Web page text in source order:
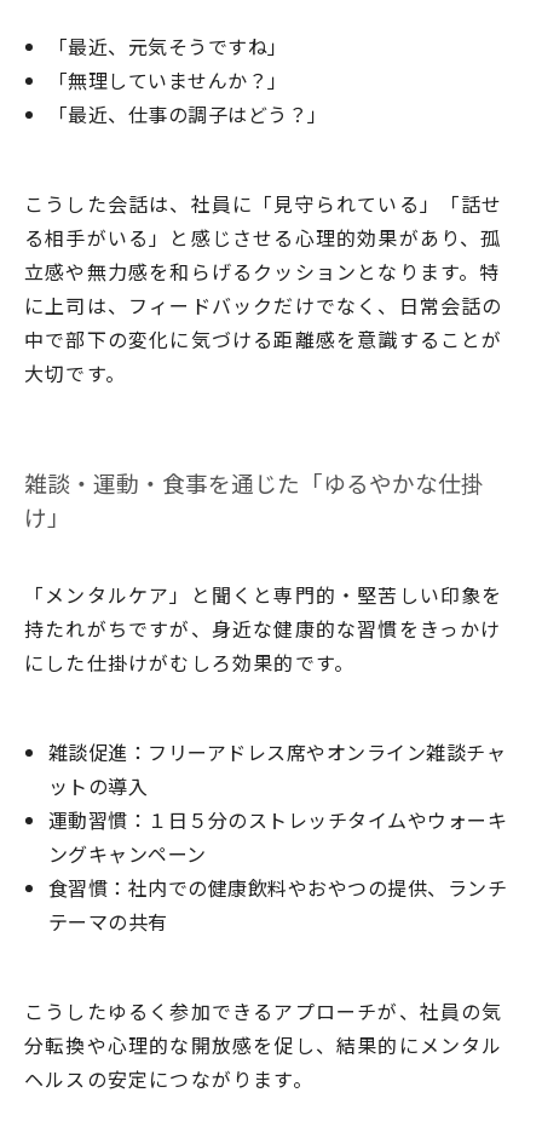
「最近、元気そうですね」
「無理していませんか？」
「最近、仕事の調子はどう？」
こうした会話は、社員に「見守られている」「話せ
る相手がいる」と感じさせる心理的効果があり、孤
立感や無力感を和らげるクッションとなります。特
に上司は、フィードバックだけでなく、日常会話の
中で部下の変化に気づける距離感を意識することが
大切です。
雑談・運動・食事を通じた「ゆるやかな仕掛
け」
「メンタルケア」と聞くと専門的・堅苦しい印象を
持たれがちですが、身近な健康的な習慣をきっかけ
にした仕掛けがむしろ効果的です。
雑談促進：フリーアドレス席やオンライン雑談チャ
ットの導入
運動習慣：１日５分のストレッチタイムやウォーキ
ングキャンペーン
食習慣：社内での健康飲料やおやつの提供、ランチ
テーマの共有
こうしたゆるく参加できるアプローチが、社員の気
分転換や心理的な開放感を促し、結果的にメンタル
ヘルスの安定につながります。